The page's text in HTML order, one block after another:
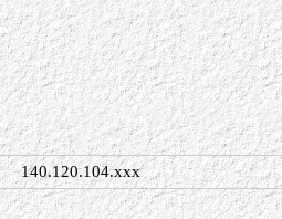
140.120.104.xxx